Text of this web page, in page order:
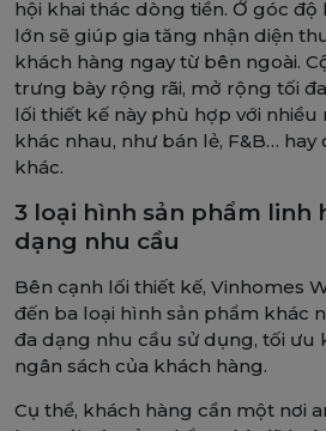
hội khai thác dòng tiền. Ở góc độ
lớn sẽ giúp gia tăng nhận diện
khách hàng ngay từ bên ngoài.
trưng bày rộng rãi, mở rộng tối
lối thiết kế này phù hợp với
khác nhau, như bán lẻ, F&B…
khác.
3 loại hình sản phẩm linh
dạng nhu cầu
Bên cạnh lối thiết kế, Vinhomes
đến ba loại hình sản phẩm khác
đa dạng nhu cầu sử dụng, tối ưu
ngân sách của khách hàng.
Cụ thể, khách hàng cần một nơi